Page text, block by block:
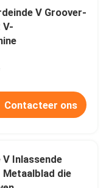
V Groover-
V-
Contacteer ons
Inlassende
Metaalblad die